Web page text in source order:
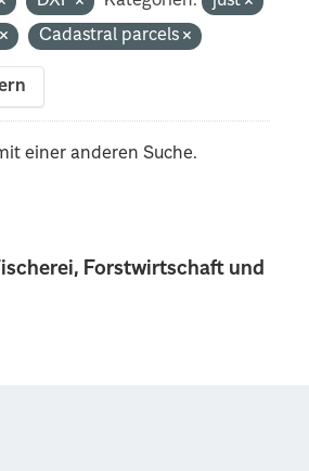
Forstwirtschaft und
Cadastral parcels
einer anderen Suche.